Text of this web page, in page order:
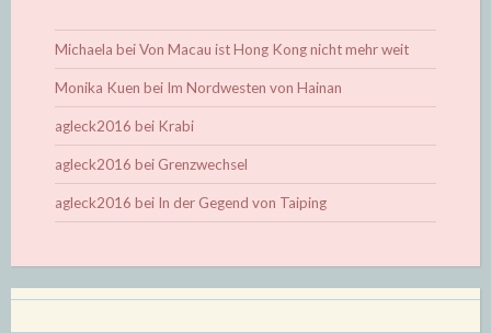
Michaela beiVon Macau ist Hong Kong nicht mehr weit
Monika Kuen bei Im Nordwesten von Hainan
agleck2016 bei Krabi
agleck2016 bei Grenzwechsel
agleck2016 bei In der Gegend von Taiping